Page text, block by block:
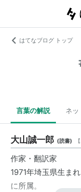
はてなブログ トップ
言葉の解説 ネッ
大山誠一郎 (読書) 【
作家・翻訳家
1971年埼玉県生ま
に所属。